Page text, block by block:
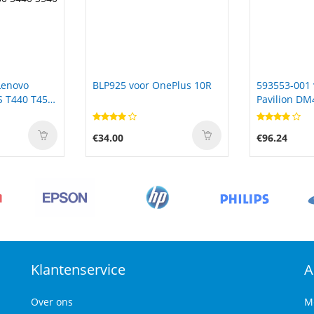
10R
593553-001 voor HP
€96.24
694864-851
SLEEKBOOK
€82.19
Klantenservice
Over ons